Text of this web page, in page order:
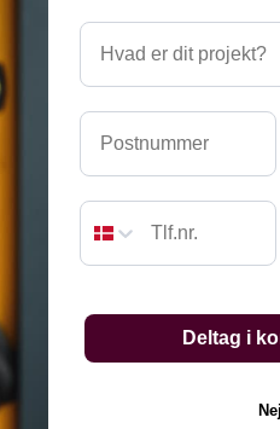
Hvad er dit projekt?
Postnummer
Deltag i